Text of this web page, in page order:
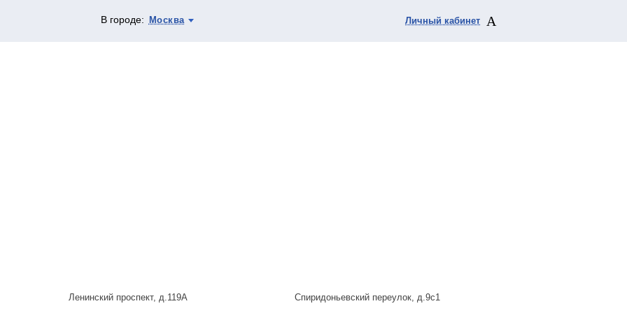
В городе: Москва Личный кабинет
Ленинский проспект, д.119А Спиридоньевский переулок, д.9с1